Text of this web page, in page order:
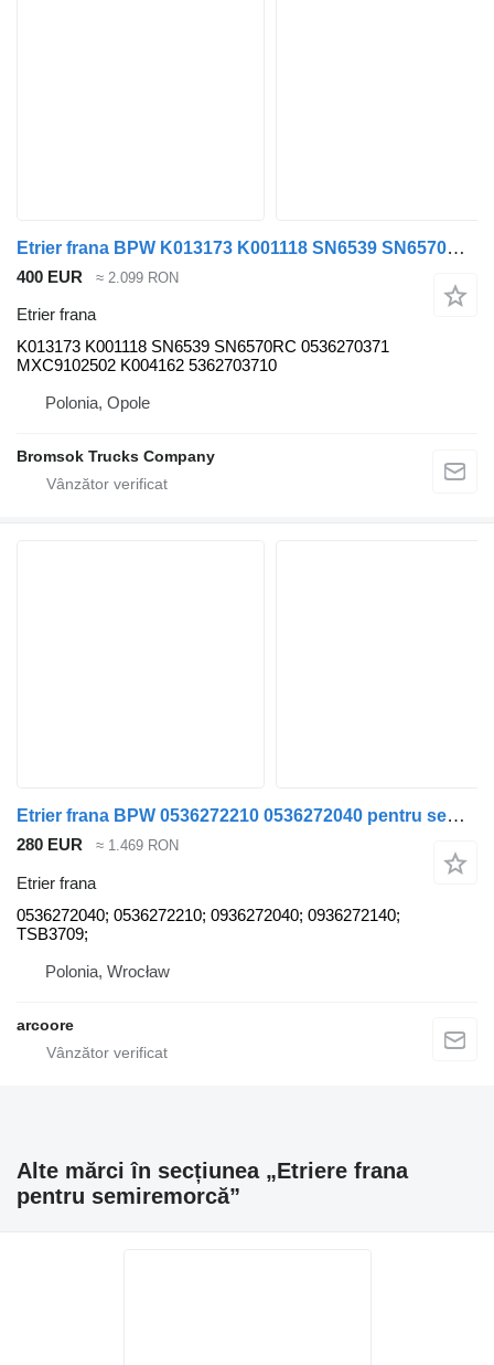
Etrier frana BPW K013173 K001118 SN6539 SN6570RC 0536270371 MXC9102502 K004162 5362703710 pentru semiremorcă
400 EUR ≈ 2.099 RON
Etrier frana
K013173 K001118 SN6539 SN6570RC 0536270371
MXC9102502 K004162 5362703710
Polonia, Opole
Bromsok Trucks Company
Etrier frana BPW 0536272210 0536272040 pentru semiremorcă
280 EUR ≈ 1.469 RON
Etrier frana
0536272040; 0536272210; 0936272040; 0936272140;
TSB3709;
Polonia, Wrocław
arcoore
Alte mărci în secțiunea „Etriere frana
pentru semiremorcă”